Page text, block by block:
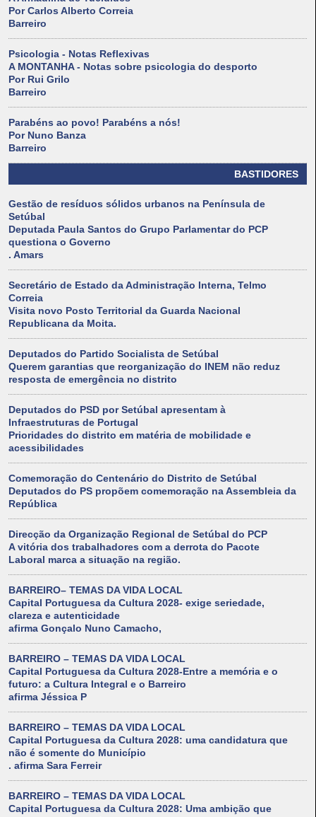
Por Carlos Alberto Correia
Barreiro
Psicologia - Notas Reflexivas
A MONTANHA - Notas sobre psicologia do desporto
Por Rui Grilo
Barreiro
Parabéns ao povo! Parabéns a nós!
Por Nuno Banza
Barreiro
BASTIDORES
Gestão de resíduos sólidos urbanos na Península de
Setúbal
Deputada Paula Santos do Grupo Parlamentar do PCP
questiona o Governo
. Amars
Secretário de Estado da Administração Interna, Telmo
Correia
Visita novo Posto Territorial da Guarda Nacional
Republicana da Moita.
Deputados do Partido Socialista de Setúbal
Querem garantias que reorganização do INEM não reduz
resposta de emergência no distrito
Deputados do PSD por Setúbal apresentam à
Infraestruturas de Portugal
Prioridades do distrito em matéria de mobilidade e
acessibilidades
Comemoração do Centenário do Distrito de Setúbal
Deputados do PS propõem comemoração na Assembleia da
República
Direcção da Organização Regional de Setúbal do PCP
A vitória dos trabalhadores com a derrota do Pacote
Laboral marca a situação na região.
BARREIRO– TEMAS DA VIDA LOCAL
Capital Portuguesa da Cultura 2028- exige seriedade,
clareza e autenticidade
afirma Gonçalo Nuno Camacho,
BARREIRO – TEMAS DA VIDA LOCAL
Capital Portuguesa da Cultura 2028-Entre a memória e o
futuro: a Cultura Integral e o Barreiro
afirma Jéssica P
BARREIRO – TEMAS DA VIDA LOCAL
Capital Portuguesa da Cultura 2028: uma candidatura que
não é somente do Município
. afirma Sara Ferreir
BARREIRO – TEMAS DA VIDA LOCAL
Capital Portuguesa da Cultura 2028: Uma ambição que